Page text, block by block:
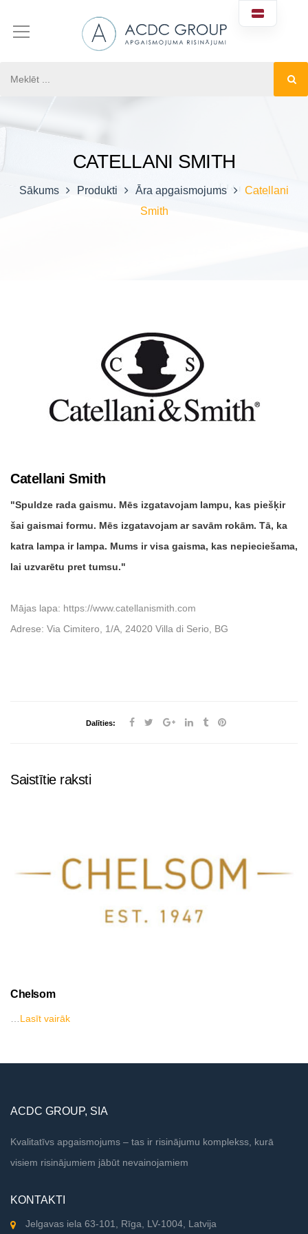
CATELLANI SMITH
Sākums Produkti Āra apgaismojums
Catellani
Smith
Catellani Smith
Spuldze rada gaismu. Mēs izgatavojam lampu, kas piešķir
šai gaismai formu. Mēs izgatavojam ar savām rokām. Tā, ka
katra lampa ir lampa. Mums ir visa gaisma, kas nepieciešama,
lai uzvarētu pret tumsu.
Mājas lapa: https://www.catellanismith.com
Adrese: Via Cimitero, 1/A, 24020 Villa di Serio, BG
Dalīties:
Saistītie raksti
Chelsom
Lasīt vairāk
ACDC GROUP, SIA
Kvalitatīvs apgaismojums – tas ir risinājumu komplekss, kurā
visiem risinājumiem jābūt nevainojamiem
KONTAKTI
Jelgavas iela 63-101, Rīga, LV-1004, Latvija